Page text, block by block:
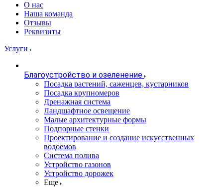
О нас
Наша команда
Отзывы
Реквизиты
Услуги
Благоустройство и озеленение
Посадка растений, саженцев, кустарников
Посадка крупномеров
Дренажная система
Ландшафтное освещение
Малые архитектурные формы
Подпорные стенки
Проектирование и создание искусственных
водоемов
Система полива
Устройство газонов
Устройство дорожек
Еще